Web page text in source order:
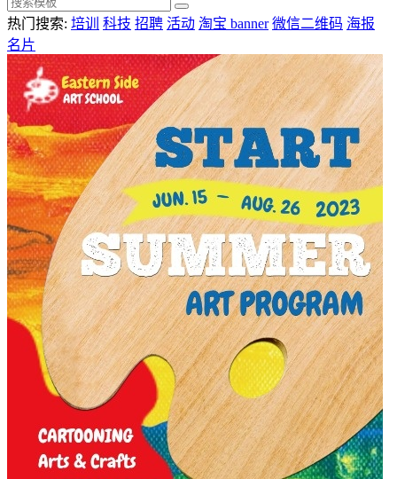
热门搜索: 培训 科技 招聘 活动 淘宝 banner 微信二维码 海报
名片